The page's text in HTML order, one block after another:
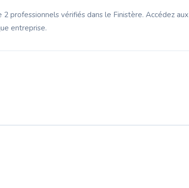
professionnels vérifiés dans le Finistère. Accédez aux
entreprise.